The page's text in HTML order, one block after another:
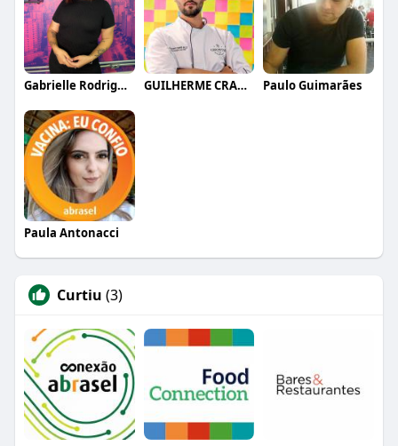
Gabrielle Rodrigues GUILHERME CRAMER BALLE Paulo Guimarães
Paula Antonacci
Curtiu (3)